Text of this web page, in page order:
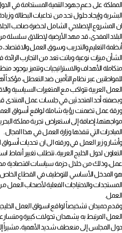
المملكة على دعم جهود التنمية المستدامة في
البشرية وإيجاد حلول تحد من تداعيات البطالة
ان المشروع الإصلاحي الشامل لحضرة صاحب
البلاد المفدى، قد مهد الأرضية لإطلاق سلسلة
أنظمة التعليم والتدريب وسوق العمل
الشأن ميزات نوعية وباتت تعد من التجارب
متكاملة الأهداف والاستراتيجيات وتتميز بوجود
للمواطنين عبر نظام التأمين ضد التعطل، مؤكداً
العمل العربية تتواكب مع المتغيرات السياسية
وبصفته أحد المتحدثين في جلسات عمل المنتدى
ورقة عمل تضمنت رؤية شاملة لواقع أسواق
مواجهتها، إضافة إلى استعراض تجربة مملكة
المبادرات التي تنفذها وزارة العمل في هذا المجال.
وأشار وزير العمل في ورقته الى ان تحديات
التعاون لدول الخليج العربية، تتطلب تغيير
عمل، وذلك من خلال حزمة سياسات اقتصادية
هو المدخل الأساسي للتوظيف في القطاع الخاص،
المستجدات والاحتياجات الفعلية لأصحاب
العمل.
وقدم حميدان تشخيصاً لواقع اسواق العمل
العمل المرتبط به يشهدان تحولات كبيرة
دول المجلس إلى منعطف شديد الأهمية،